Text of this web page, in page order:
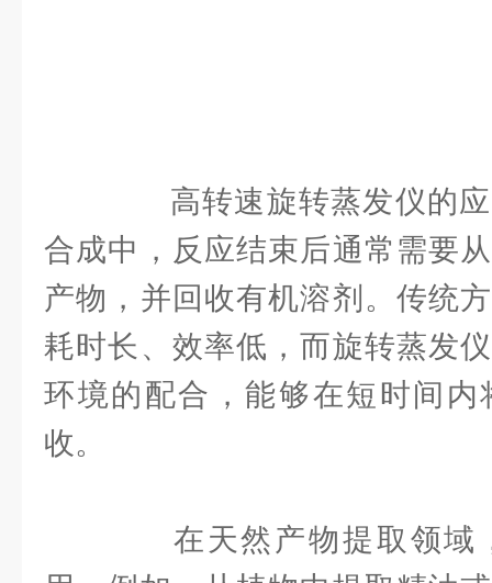
高转速旋转蒸发仪的应
合成中，反应结束后通常需要
产物，并回收有机溶剂。传统
耗时长、效率低，而旋转蒸发
环境的配合，能够在短时间内
收。
在天然产物提取领域